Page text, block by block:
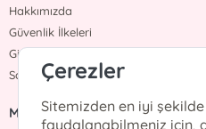
Hakkımızda
Güvenlik İlkeleri
Gizlilik İlkesi
Satış Sözleşmesi
MENÜ
Çerezler
Sitemizden en iyi şekilde
faydalanabilmeniz için,